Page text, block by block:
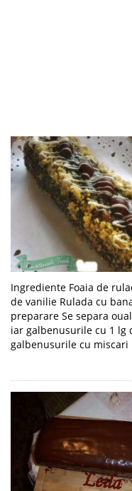
Ingrediente Foaia de
de vanilie Rulada cu
preparare Se separa
iar galbenusurile cu 1 lg
galbenusurile cu